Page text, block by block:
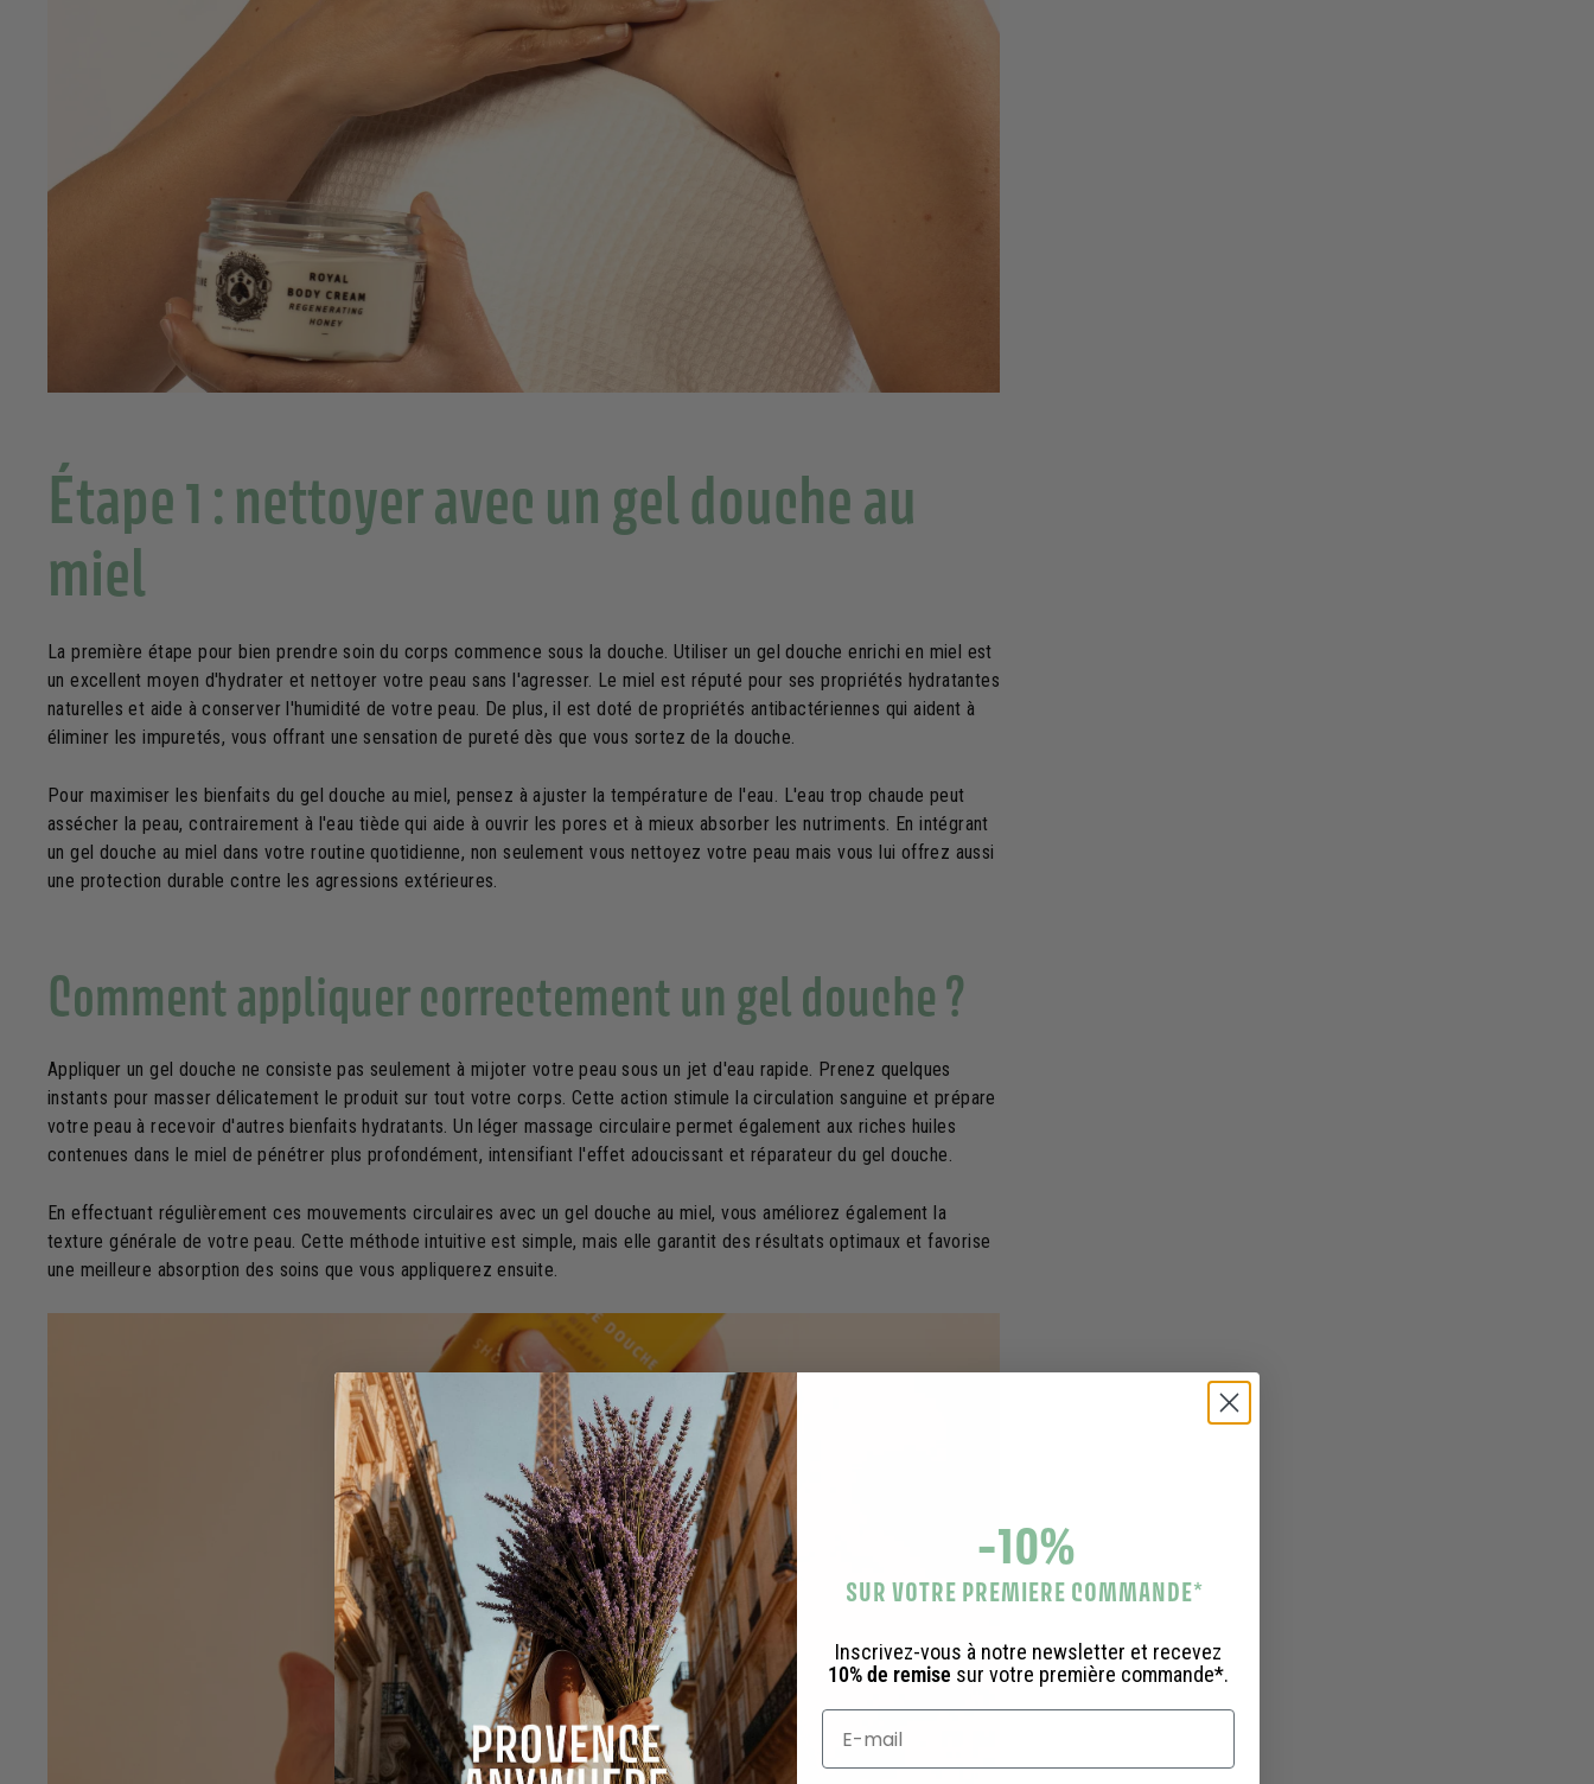
Étape 1 : nettoyer avec un gel douche au
miel
La première étape pour bien prendre soin du corps commence sous la douche. Utiliser un gel douche enrichi en miel est
un excellent moyen d'hydrater et nettoyer votre peau sans l'agresser. Le miel est réputé pour ses propriétés hydratantes
naturelles et aide à conserver l'humidité de votre peau. De plus, il est doté de propriétés antibactériennes qui aident à
éliminer les impuretés, vous offrant une sensation de pureté dès que vous sortez de la douche.
Pour maximiser les bienfaits du gel douche au miel, pensez à ajuster la température de l'eau. L'eau trop chaude peut
assécher la peau, contrairement à l'eau tiède qui aide à ouvrir les pores et à mieux absorber les nutriments. En intégrant
un gel douche au miel dans votre routine quotidienne, non seulement vous nettoyez votre peau mais vous lui offrez aussi
une protection durable contre les agressions extérieures.
Comment appliquer correctement un gel douche ?
Appliquer un gel douche ne consiste pas seulement à mijoter votre peau sous un jet d'eau rapide. Prenez quelques
instants pour masser délicatement le produit sur tout votre corps. Cette action stimule la circulation sanguine et prépare
votre peau à recevoir d'autres bienfaits hydratants. Un léger massage circulaire permet également aux riches huiles
contenues dans le miel de pénétrer plus profondément, intensifiant l'effet adoucissant et réparateur du gel douche.
En effectuant régulièrement ces mouvements circulaires avec un gel douche au miel, vous améliorez également la
texture générale de votre peau. Cette méthode intuitive est simple, mais elle garantit des résultats optimaux et favorise
une meilleure absorption des soins que vous appliquerez ensuite.
-10%
SUR VOTRE PREMIERE COMMANDE*
Inscrivez-vous à notre newsletter et recevez
10% de remise sur votre première commande*.